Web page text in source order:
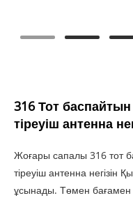
316 Тот
тіреуіш антенна
Жоғары сапалы 316 тот
тіреуіш антенна негізін
ұсынады. Төмен